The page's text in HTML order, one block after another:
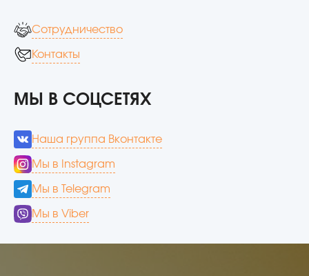
Сотрудничество
Контакты
МЫ В СОЦСЕТЯХ
Наша группа Вконтакте
Мы в Instagram
Мы в Telegram
Мы в Viber